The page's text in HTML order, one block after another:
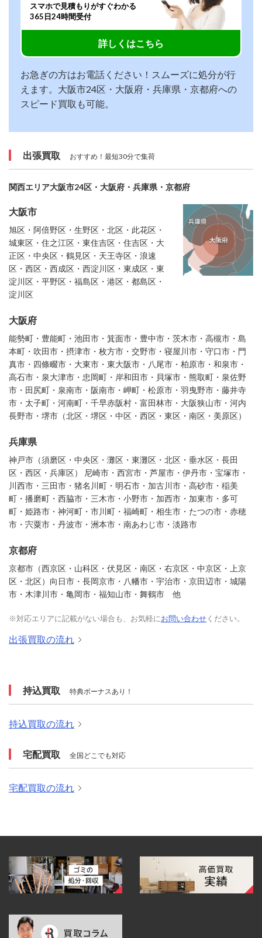
スマホで見積もりがすぐわかる
365日24時間受付
詳しくはこちら
お急ぎの方はお電話ください！スムーズに処分が行
えます。大阪市24区・大阪府・兵庫県・京都府への
スピード買取も可能。
出張買取 おすすめ！最短30分で集荷
関西エリア大阪市24区・大阪府・兵庫県・京都府
大阪市
旭区・阿倍野区・生野区・北区・此花区・
城東区・住之江区・東住吉区・住吉区・大
正区・中央区・鶴見区・天王寺区・浪速
区・西区・西成区・西淀川区・東成区・東
淀川区・平野区・福島区・港区・都島区・
淀川区
大阪府
能勢町・豊能町・池田市・箕面市・豊中市・茨木市・高槻市・島
本町・吹田市・摂津市・枚方市・交野市・寝屋川市・守口市・門
真市・四條畷市・大東市・東大阪市・八尾市・柏原市・和泉市・
高石市・泉大津市・忠岡町・岸和田市・貝塚市・熊取町・泉佐野
市・田尻町・泉南市・阪南市・岬町・松原市・羽曳野市・藤井寺
市・太子町・河南町・千早赤阪村・富田林市・大阪狭山市・河内
長野市・堺市（北区・堺区・中区・西区・東区・南区・美原区）
兵庫県
神戸市（須磨区・中央区・灘区・東灘区・北区・垂水区・長田
区・西区・兵庫区） 尼崎市・西宮市・芦屋市・伊丹市・宝塚市・
川西市・三田市・猪名川町・明石市・加古川市・高砂市・稲美
町・播磨町・西脇市・三木市・小野市・加西市・加東市・多可
町・姫路市・神河町・市川町・福崎町・相生市・たつの市・赤穂
市・宍粟市・丹波市・洲本市・南あわじ市・淡路市
京都府
京都市（西京区・山科区・伏見区・南区・右京区・中京区・上京
区・北区）向日市・長岡京市・八幡市・宇治市・京田辺市・城陽
市・木津川市・亀岡市・福知山市・舞鶴市 他
※対応エリアに記載がない場合も、お気軽にお問い合わせください。
出張買取の流れ
持込買取 特典ボーナスあり！
持込買取の流れ
宅配買取 全国どこでも対応
宅配買取の流れ